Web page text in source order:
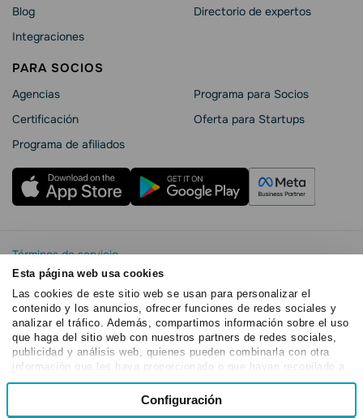
Esta página web usa cookies
Las cookies de este sitio web se usan para personalizar el
contenido y los anuncios, ofrecer funciones de redes sociales y
analizar el tráfico. Además, compartimos información sobre el uso
que haga del sitio web con nuestros partners de redes sociales,
publicidad y análisis web, quienes pueden combinarla con otra
información que les haya proporcionado o que hayan recopilado a
partir del uso que haya hecho de sus servicios.
Selección
Configuración
Blog
Integraciones
Directorio de expertos
PARA SOCIOS
Agencias
Certificación
Programa de afiliados
Programa para Socios
Oferta para Startups
Términos de servicio
Política de privacidad
SendPulse Seguridad La
Declaración de cookies
Copyright © 2015 - 2026. SendPulse.Todos los derechos
reservados